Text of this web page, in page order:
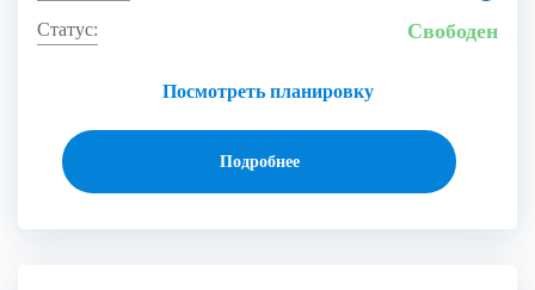
Посмотреть планировку
Свободен
Подробнее